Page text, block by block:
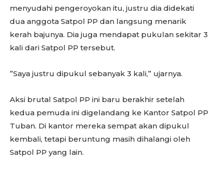
menyudahi pengeroyokan itu, justru dia didekati
dua anggota Satpol PP dan langsung menarik
kerah bajunya. Dia juga mendapat pukulan sekitar 3
kali dari Satpol PP tersebut.
”Saya justru dipukul sebanyak 3 kali,” ujarnya.
Aksi brutal Satpol PP ini baru berakhir setelah
kedua pemuda ini digelandang ke Kantor Satpol PP
Tuban. Di kantor mereka sempat akan dipukul
kembali, tetapi beruntung masih dihalangi oleh
Satpol PP yang lain.